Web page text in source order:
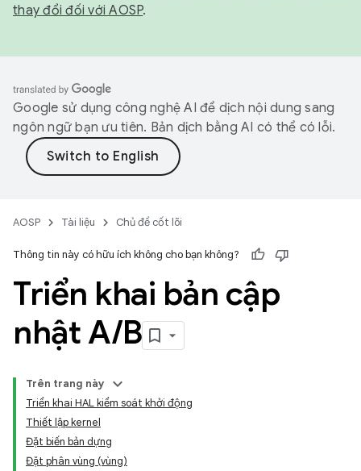
thay đổi đối với AOSP.
Google sử dụng công nghệ AI để dịch nội dung sang
ngôn ngữ bạn ưu tiên. Bản dịch bằng AI có thể có lỗi.
AOSP Tài liệu Chủ đề cốt lõi
Thông tin này có hữu ích không cho bạn không?
Triển khai bản cập
nhật A/B
Trên trang này
Triển khai HAL kiểm soát khởi động
Thiết lập kernel
Đặt biến bản dựng
Đặt phân vùng (vùng)